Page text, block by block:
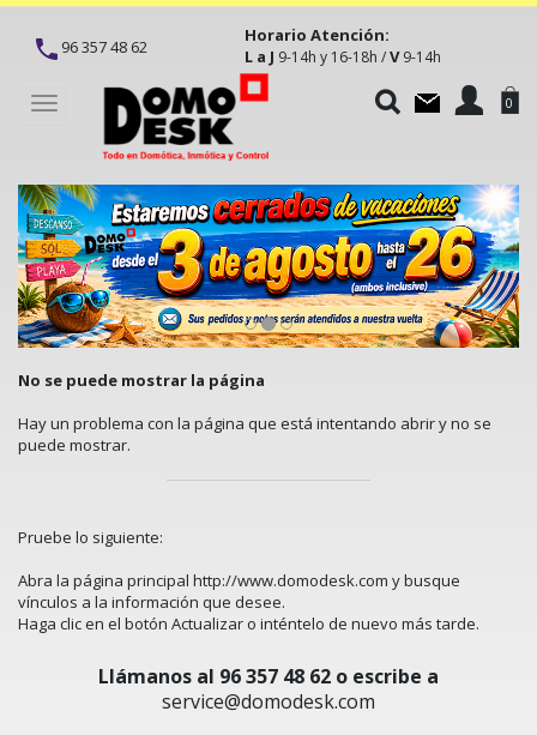
96 357 48 62
Horario Atención:
L a J 9-14h y 16-18h /V9-14h
Toggle
navigation
0
No se puede mostrar la página
Hay un problema con la página que está intentando abrir y no se
puede mostrar.
Pruebe lo siguiente:
Abra la página principal http://www.domodesk.com y busque
vínculos a la información que desee.
Haga clic en el botón Actualizar o inténtelo de nuevo más tarde.
Llámanos al 96 357 48 62 o escribe a
service@domodesk.com